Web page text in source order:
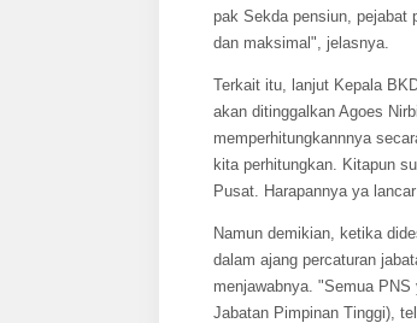
pak Sekda pensiun, pejabat
dan maksimal", jelasnya.
Terkait itu, lanjut Kepala
akan ditinggalkan Agoes
memperhitungkannnya
kita perhitungkan. Kitapun
Pusat. Harapannya ya
Namun demikian, ketika
dalam ajang percaturan
menjawabnya. "Semua
Jabatan Pimpinan Tinggi),